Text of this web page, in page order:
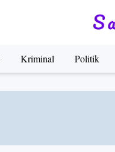
Kriminal Politik